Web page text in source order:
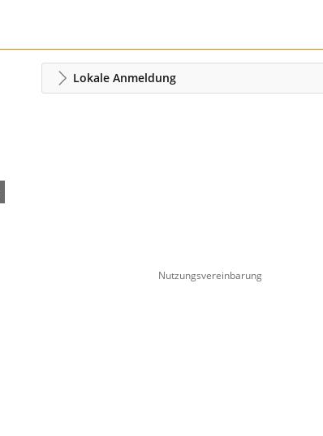
Lokale Anmeldung
Nutzungsvereinbarung